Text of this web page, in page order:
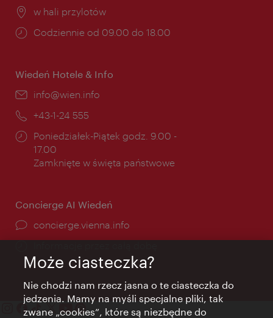
Miejsce:
w hali przylotów
Godziny
Codziennie od 09.00 do 18.00
Wiedeń Hotele & Info
E-
info@wien.info
Telefon:
+43-1-24 555
Godziny
otwarcia:
Poniedziałek-Piątek godz. 9.00 -
17.00
Zamknięte w święta państwowe
Concierge AI Wiedeń
concierge.vienna.info
Może ciasteczka?
Nie chodzi nam rzecz jasna o te ciasteczka do
jedzenia. Mamy na myśli specjalne pliki, tak
zwane „cookies”, które są niezbędne do